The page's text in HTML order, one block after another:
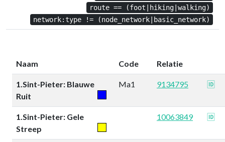
route == (foot|hiking|walking)
network:type != (node_network|basic_network)
Naam Code Relatie
1.Sint-Pieter: Blauwe
Ruit
Ma1 9134795 🆔
1.Sint-Pieter: Gele
Streep
10063849 🆔